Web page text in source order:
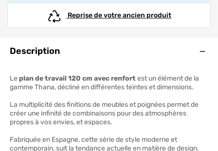
Reprise de votre ancien produit
Description
Le plan de travail 120 cm avec renfortest un élément de la
gamme Thana, décliné en différentes teintes et dimensions.
La multiplicité des finitions de meubles et poignées permet de
créer une infinité de combinaisons pour des atmosphères
propres à vos envies, et espaces.
Fabriquée en Espagne, cette série de style moderne et
contemporain, suit la tendance actuelle en matière de design.